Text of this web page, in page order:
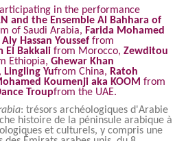
in the performance
and the Ensemble Al Bahhara of
of Saudi Arabia, Farida Mohamed
Hassan Youssef from
El Bakkali from Morocco, Zewditou
Ethiopia, Ghewar Khan
Lingling Yufrom China, Ratoh
Koumenji aka KOOM from
Troupfrom the UAE.
: trésors archéologiques d'Arabie
histoire de la péninsule arabique à
et culturels, y compris une